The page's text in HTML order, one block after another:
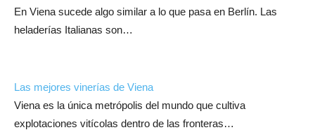
En Viena sucede algo similar a lo que pasa en Berlín. Las
heladerías Italianas son…
Las mejores vinerías de Viena
Viena es la única metrópolis del mundo que cultiva
explotaciones vitícolas dentro de las fronteras…